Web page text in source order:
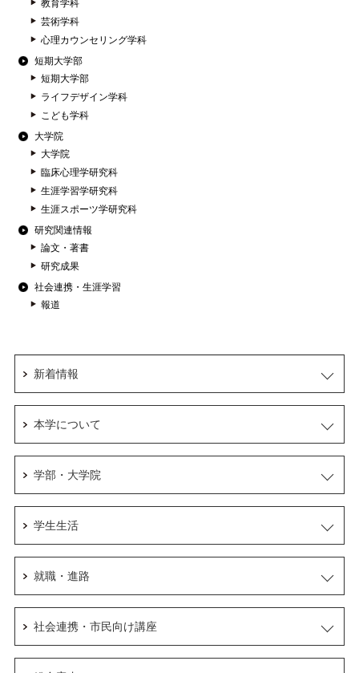
教育学科
芸術学科
心理カウンセリング学科
短期大学部
短期大学部
ライフデザイン学科
こども学科
大学院
大学院
臨床心理学研究科
生涯学習学研究科
生涯スポーツ学研究科
研究関連情報
論文・著書
研究成果
社会連携・生涯学習
報道
新着情報
本学について
学部・大学院
学生生活
就職・進路
社会連携・市民向け講座